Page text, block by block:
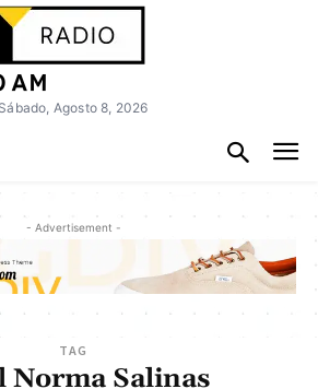
Sábado, Agosto 8, 2026
- Advertisement -
TAG
Norma Salinas